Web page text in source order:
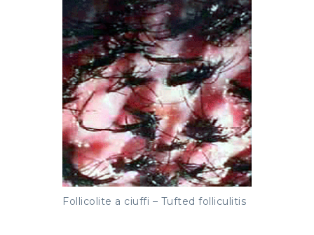
Follicolite a ciuffi – Tufted folliculitis